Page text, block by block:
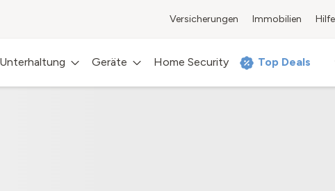
Versicherungen Immobilien Hilfe
Unterhaltung Geräte Home Security Top Deals